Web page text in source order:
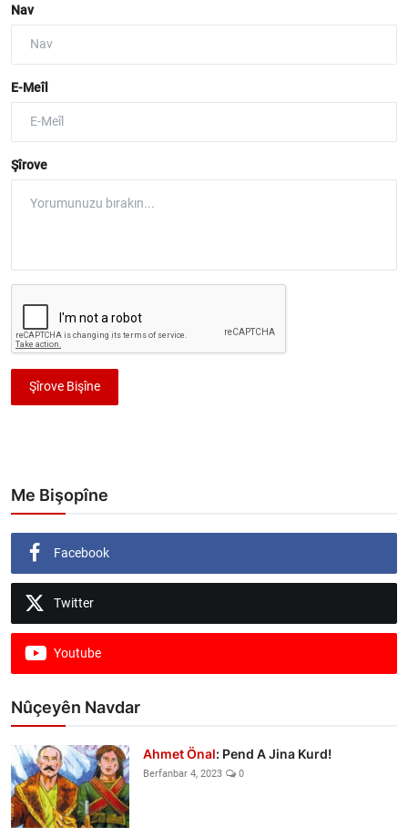
Nav
E-Meîl
Şîrove
Şîrove Bişîne
Me Bişopîne
Facebook
Twitter
Youtube
Nûçeyên Navdar
Ahmet Önal: Pend A Jina Kurd!
Berfanbar 4, 2023 0